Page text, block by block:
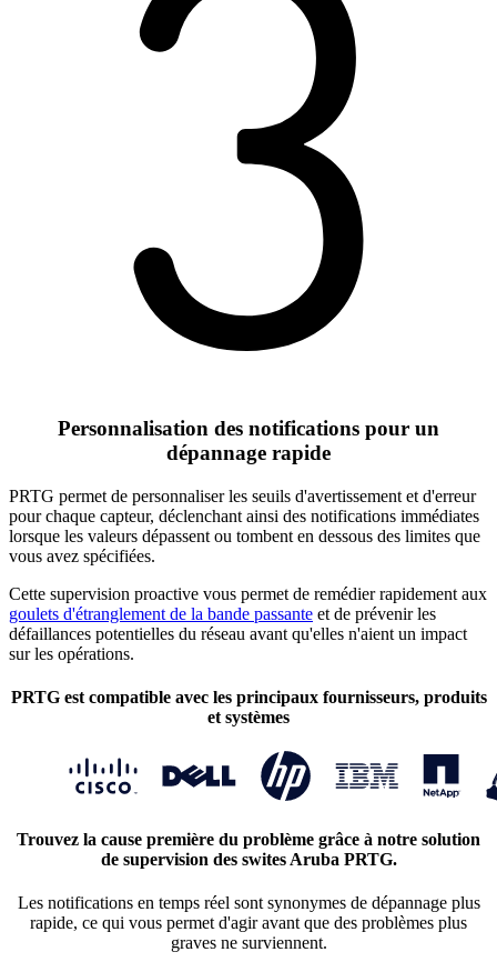
Personnalisation des notifications pour un
dépannage rapide
PRTG permet de personnaliser les seuils d'avertissement et d'erreur
pour chaque capteur, déclenchant ainsi des notifications immédiates
lorsque les valeurs dépassent ou tombent en dessous des limites que
vous avez spécifiées.
Cette supervision proactive vous permet de remédier rapidement aux
goulets d'étranglement de la bande passante et de prévenir les
défaillances potentielles du réseau avant qu'elles n'aient un impact
sur les opérations.
PRTG est compatible avec les principaux fournisseurs, produits
et systèmes
Trouvez la cause première du problème grâce à notre solution
de supervision des swites Aruba PRTG.
Les notifications en temps réel sont synonymes de dépannage plus
rapide, ce qui vous permet d'agir avant que des problèmes plus
graves ne surviennent.